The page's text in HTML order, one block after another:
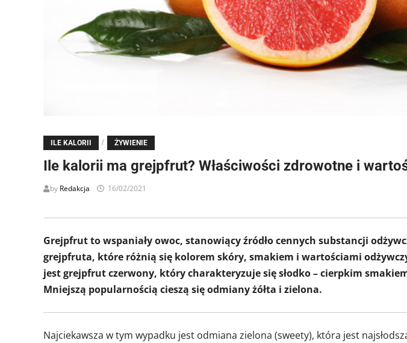
ILE KALORII / ŻYWIENIE
Ile kalorii ma grejpfrut? Właściwości zdrowotne i
by Redakcja 16/02/2021
Grejpfrut to wspaniały owoc, stanowiący źródło cennych substancji
grejpfruta, które różnią się kolorem skóry, smakiem i wartościami
jest grejpfrut czerwony, który charakteryzuje się słodko – cierpkim
Mniejszą popularnością cieszą się odmiany żółta i zielona.
Najciekawsza w tym wypadku jest odmiana zielona (sweety), która jest